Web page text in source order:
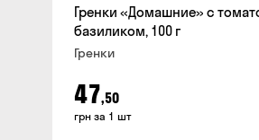
Гренки «Домашние» с
базиликом, 100 г
Гренки
47,50
грн за 1 шт